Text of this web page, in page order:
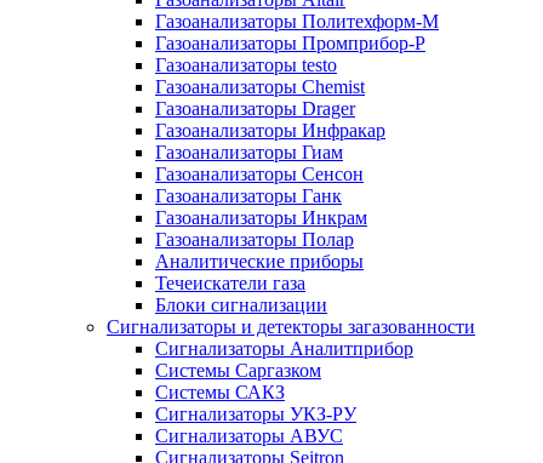
Газоанализаторы Политехформ-М
Газоанализаторы Промприбор-Р
Газоанализаторы testo
Газоанализаторы Chemist
Газоанализаторы Drager
Газоанализаторы Инфракар
Газоанализаторы Гиам
Газоанализаторы Сенсон
Газоанализаторы Ганк
Газоанализаторы Инкрам
Газоанализаторы Полар
Аналитические приборы
Течеискатели газа
Блоки сигнализации
Сигнализаторы и детекторы загазованности
Сигнализаторы Аналитприбор
Системы Саргазком
Системы САКЗ
Сигнализаторы УКЗ-РУ
Сигнализаторы АВУС
Сигнализаторы Seitron